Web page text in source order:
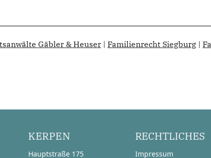
Gäbler & Heuser | Familienrecht Siegburg |
KERPEN
Hauptstraße 175
RECHTLICHES
Impressum